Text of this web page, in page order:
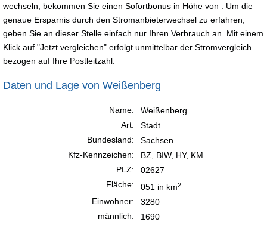
wechseln, bekommen Sie einen Sofortbonus in Höhe von . Um die
genaue Ersparnis durch den Stromanbieterwechsel zu erfahren,
geben Sie an dieser Stelle einfach nur Ihren Verbrauch an. Mit einem
Klick auf "Jetzt vergleichen" erfolgt unmittelbar der Stromvergleich
bezogen auf Ihre Postleitzahl.
Daten und Lage von Weißenberg
Name:
Weißenberg
Art:
Stadt
Bundesland:
Sachsen
Kfz-Kennzeichen:
BZ, BIW, HY, KM
PLZ:
02627
Fläche:
051 in km2
Einwohner:
3280
männlich:
1690